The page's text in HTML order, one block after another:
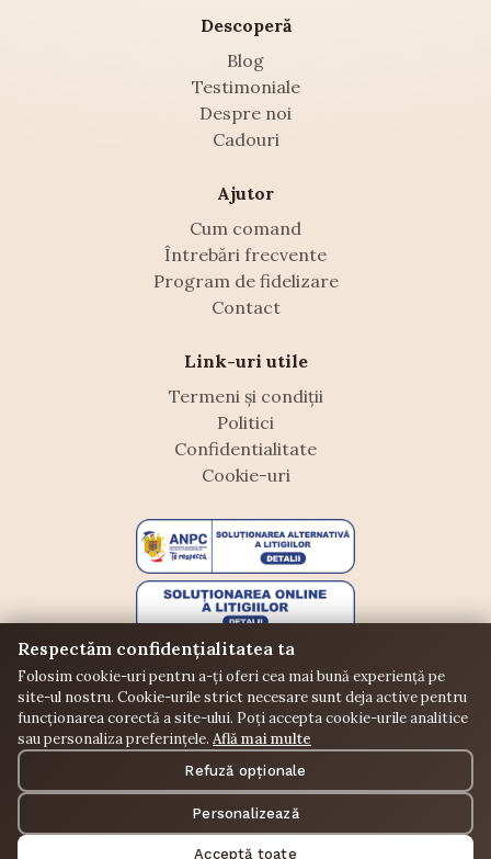
Descoperă
Blog
Testimoniale
Despre noi
Cadouri
Ajutor
Cum comand
Întrebări frecvente
Program de fidelizare
Contact
Link-uri utile
Termeni și condiții
Politici
Confidentialitate
Cookie-uri
Floraffeine. Toate drepturile rezervate.
Donații
Puncte
Comunitate
Instalează aplicația Floraffeine
Respectăm confidențialitatea ta
Folosim cookie-uri pentru a-ți oferi cea mai bună experiență pe
site-ul nostru. Cookie-urile strict necesare sunt deja active pentru
funcționarea corectă a site-ului. Poți accepta cookie-urile analitice
sau personaliza preferințele. Află mai multe
Refuză opționale
Personalizează
Acceptă toate